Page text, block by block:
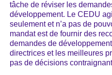
tâche de réviser les
développement. Le CEDU
seulement et n’a pas de
mandat est de fournir des
demandes de
directrices et les meilleures
pas de décisions